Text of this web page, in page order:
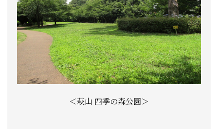
＜萩山 四季の森公園＞